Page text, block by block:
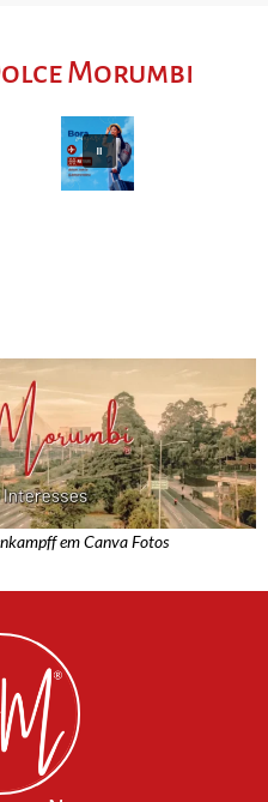
Morumbi
em Canva Fotos